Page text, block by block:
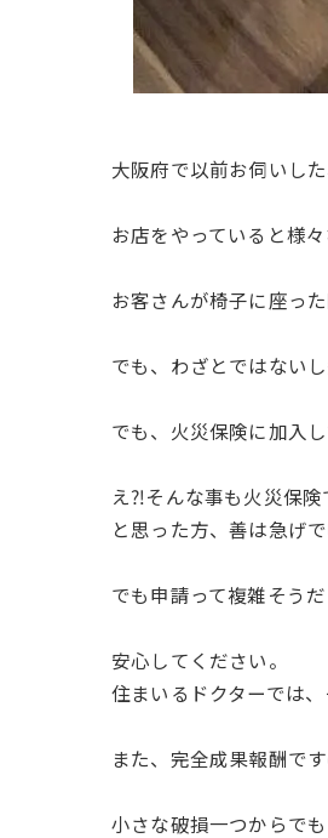
大阪府で以前お伺いし
お店をやっていると様
お客さんが椅子に座っ
でも、わざとではない
でも、火災保険に加入
え⁈そんな事も火災保険
と思った方、善は急げ
でも申請って複雑そう
安心してください。
住まいるドクターでは
また、完全成果報酬で
小さな破損一つからで